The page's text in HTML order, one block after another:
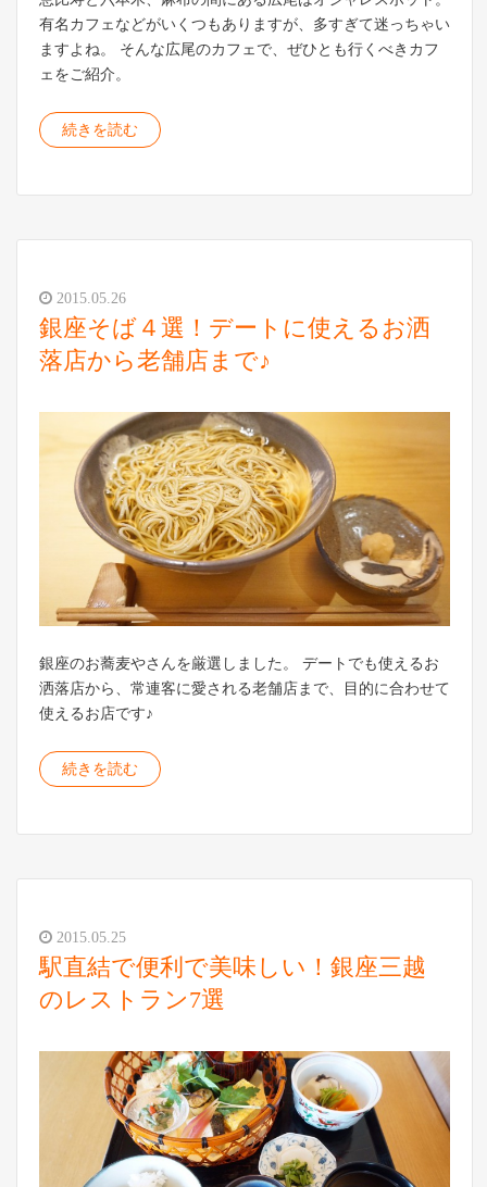
有名カフェなどがいくつもありますが、多すぎて迷っちゃい
ますよね。 そんな広尾のカフェで、ぜひとも行くべきカフ
ェをご紹介。
続きを読む
2015.05.26
銀座そば４選！デートに使えるお洒
落店から老舗店まで♪
銀座のお蕎麦やさんを厳選しました。 デートでも使えるお
洒落店から、常連客に愛される老舗店まで、目的に合わせて
使えるお店です♪
続きを読む
2015.05.25
駅直結で便利で美味しい！銀座三越
のレストラン7選